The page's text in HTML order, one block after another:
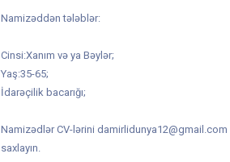
Namizəddən tələblər:
Cinsi:Xanım və ya Bəylər;
Yaş:35-65;
İdarəçilik bacarığı;
Namizədlər CV-lərini damirlidunya12@gmail.com
saxlayın.